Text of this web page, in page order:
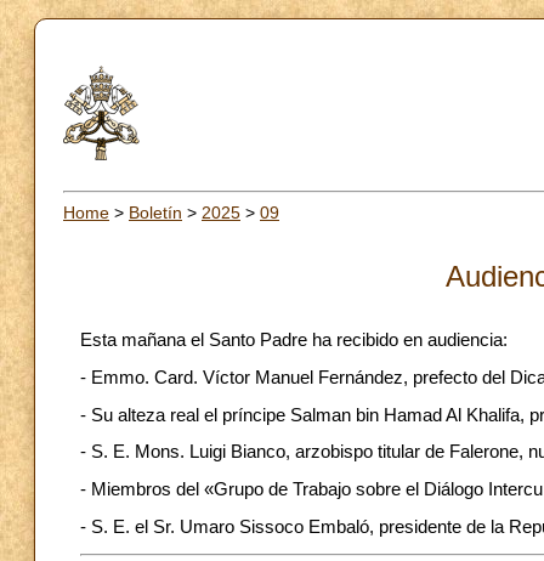
Home > Boletín > 2025 > 09
Esta mañana el Santo Padre ha recibido en audiencia:
- Emmo. Card. Víctor Manuel Fernández, prefecto del
- Su alteza real el príncipe Salman bin Hamad Al Khalifa,
- S. E. Mons. Luigi Bianco, arzobispo titular de Falerone,
- Miembros del «Grupo de Trabajo sobre el Diálogo
- S. E. el Sr. Umaro Sissoco Embaló, presidente de la